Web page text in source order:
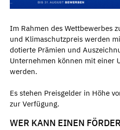
Im Rahmen des Wettbewerbes
und Klimaschutzpreis werden
dotierte Prämien und
Unternehmen können mit einer
werden.
Es stehen Preisgelder in Höhe
zur Verfügung.
WER KANN EINEN